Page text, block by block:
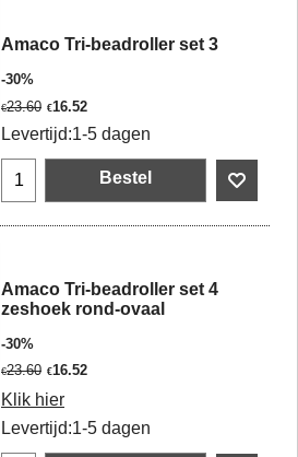
Amaco Tri-beadroller set 3
-30%
€23.60 €16.52
Levertijd:1-5 dagen
Bestel
Amaco Tri-beadroller set 4
zeshoek rond-ovaal
-30%
€23.60 €16.52
Klik hier
Levertijd:1-5 dagen